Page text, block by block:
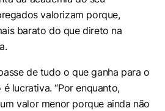
valorizam porque,
barato do que direto na
de tudo o que ganha para o
lucrativa. “Por enquanto,
valor menor porque ainda não